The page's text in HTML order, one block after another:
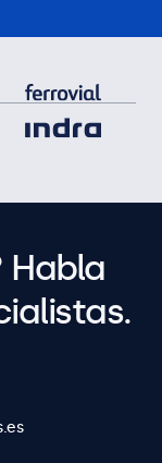
Habla